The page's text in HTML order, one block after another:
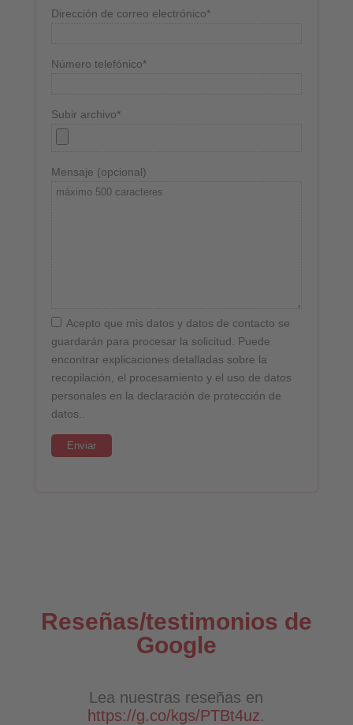
Dirección de correo electrónico*
Número telefónico*
Subir archivo*
Mensaje (opcional)
Acepto que mis datos y datos de contacto se
guardarán para procesar la solicitud. Puede
encontrar explicaciones detalladas sobre la
recopilación, el procesamiento y el uso de datos
personales en la declaración de protección de
datos..
Reseñas/testimonios de
Google
Lea nuestras reseñas en
https://g.co/kgs/PTBt4uz.